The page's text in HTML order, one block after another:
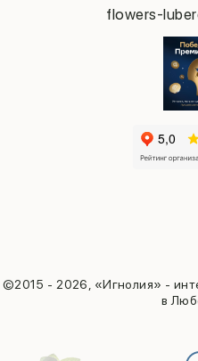
flowers-
©2015 - 2026, «Игнолия» -
в